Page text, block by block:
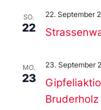
SO.
22
22. September
MO.
23
Bruderholz
23. September